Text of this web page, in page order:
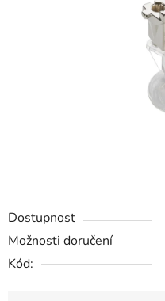
Dostupnost
Možnosti doručení
Kód: